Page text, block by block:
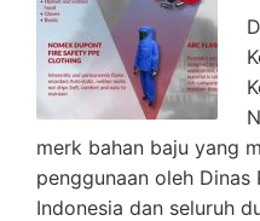
merk bahan baju yang
penggunaan oleh Dinas
Indonesia dan seluruh